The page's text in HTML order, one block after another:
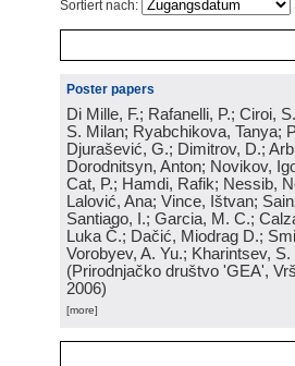
Sortiert nach:
Poster papers
Di Mille, F.; Rafanelli, P.; Ciroi,
S. Milan; Ryabchikova, Tanya;
Djurašević, G.; Dimitrov, D.;
Dorodnitsyn, Anton; Novikov,
Cat, P.; Hamdi, Rafik; Nessib,
Lalović, Ana; Vince, Ištvan;
Santiago, I.; Garcia, M. C.;
Luka Č.; Dačić, Miodrag D.;
Vorobyev, A. Yu.; Kharintsev,
(Prirodnjačko društvo 'GEA',
2006)
[more]